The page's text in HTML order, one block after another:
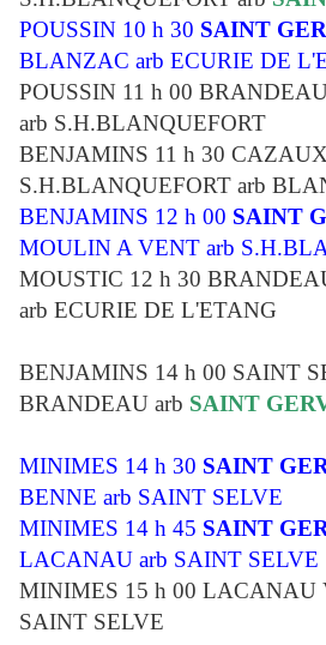
POUSSIN 10 h 30 SAINT
BLANZAC arb ECURIE DE
POUSSIN 11 h 00
arb S.H.BLANQUEFORT
BENJAMINS 11 h 30
S.H.BLANQUEFORT arb
BENJAMINS 12 h 00 SAINT
MOULIN A VENT arb
MOUSTIC 12 h 30
arb ECURIE DE L'ETANG
BENJAMINS 14 h 00 SAINT
BRANDEAU arb SAINT
MINIMES 14 h 30 SAINT
BENNE arb SAINT SELVE
MINIMES 14 h 45 SAINT
LACANAU arb SAINT SELVE
MINIMES 15 h 00 LACANAU
SAINT SELVE